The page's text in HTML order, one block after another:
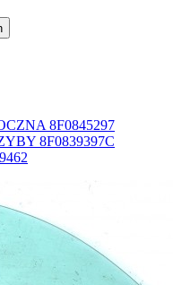
8F0845297
8F0839397C